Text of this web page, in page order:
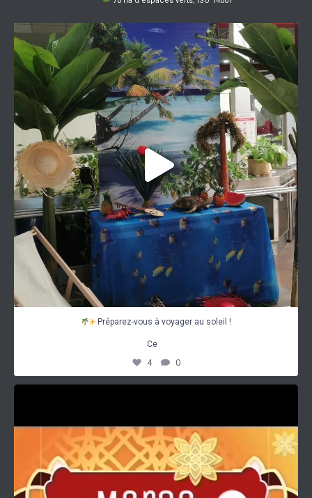
Préparez-vous à voyager au soleil !
Ce...
4 0
Préparez-vous à voyager au soleil !
Ce
4 0